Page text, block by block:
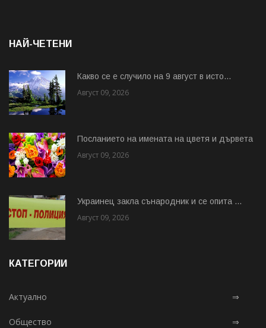
НАЙ-ЧЕТЕНИ
Какво се е случило на 9 август в исто...
Август 09, 2026
Посланието на имената на цветя и дървета
Август 09, 2026
Украинец закла сънародник и се опита ...
Август 09, 2026
КАТЕГОРИИ
Актуално ⇒
Общество ⇒